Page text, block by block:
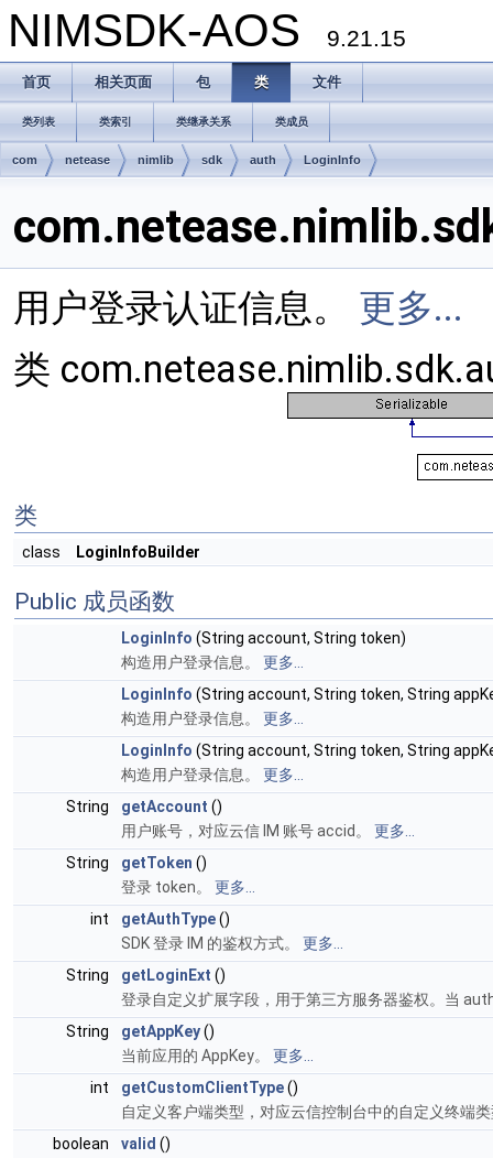
NIMSDK-AOS 9.21.15
首页 相关页面 包 类 文件
类列表 类索引 类继承关系 类成员
com netease nimlib sdk auth LoginInfo
用户登录认证信息。 更多...
类
类
class LoginInfoBuilder
Public 成员函数
LoginInfo (String account, String token)
构造用户登录信息。 更多...
LoginInfo (String account, String token, String
构造用户登录信息。 更多...
LoginInfo (String account, String token, String
构造用户登录信息。 更多...
String
getAccount ()
用户账号，对应云信 IM 账号 accid。 更多...
String
getToken ()
登录 token。 更多...
int
getAuthType()
SDK 登录 IM 的鉴权方式。 更多...
String
getLoginExt ()
登录自定义扩展字段，用于第三方服务器鉴权。当
String
getAppKey()
当前应用的 AppKey。 更多...
int
getCustomClientType()
自定义客户端类型，对应云信控制台中的自定义终端
boolean
valid ()